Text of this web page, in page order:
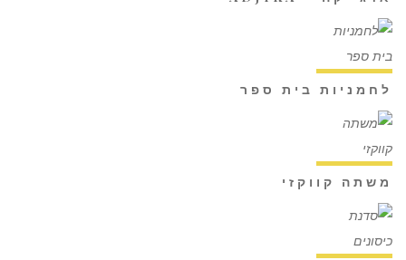
לחמניות בית ספר
משתה קווקזי